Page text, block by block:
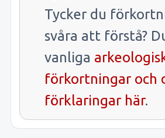
Tycker du
svåra att förstå?
vanliga
förkortningar och
förklaringar här.